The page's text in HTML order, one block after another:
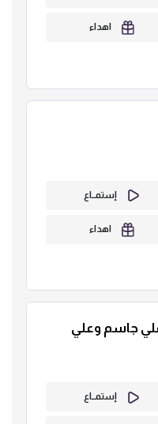
اهداء
إستمــاع
اهداء
جاسم وعلي
إستمــاع